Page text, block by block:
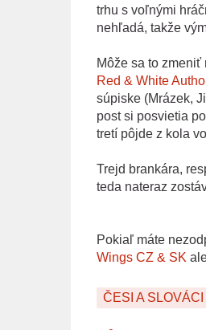
trhu s voľnými
nehľadá, takže
Môže sa to
Red & White
súpiske (Mrázek,
post si posvietia
tretí pôjde z kola
Trejd brankára,
teda nateraz
Pokiaľ máte
Wings CZ & SK
ČESI A SLOVÁCI